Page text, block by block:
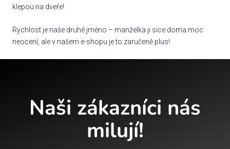
klepou na dveře!
Rychlost je naše druhé jméno – manželka ji sice doma moc
neocení, ale v našem e-shopu je to zaručeně plus!
Naši zákazníci nás
milují!